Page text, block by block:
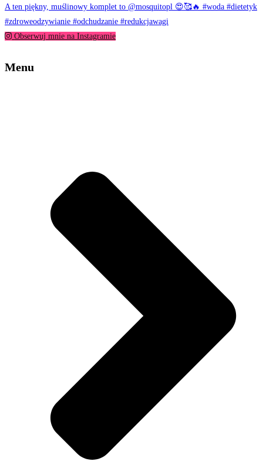
Obserwuj mnie na Instagramie
Menu